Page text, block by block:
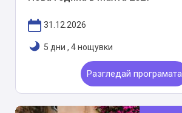
31.12.2026
5 дни , 4 нощувки
Разгледай програмата